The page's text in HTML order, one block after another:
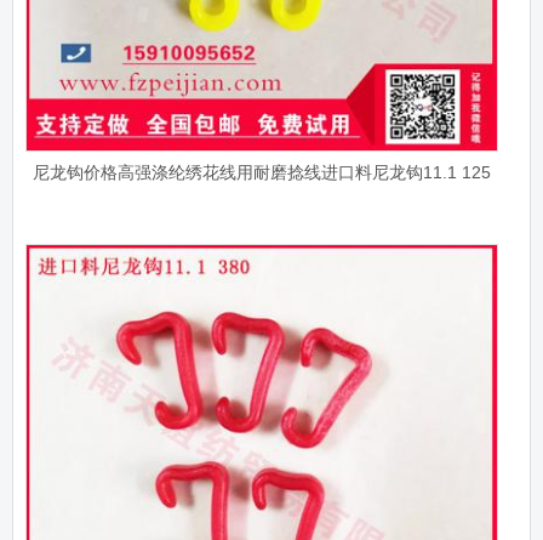
尼龙钩价格高强涤纶绣花线用耐磨捻线进口料尼龙钩11.1 125